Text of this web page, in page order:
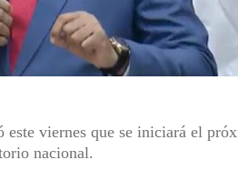
viernes que se iniciará el
nacional.